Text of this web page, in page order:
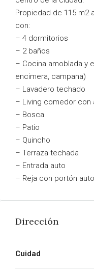
Propiedad de 115 m2
con:
– 4 dormitorios
– 2 baños
– Cocina amoblada y
encimera, campana)
– Lavadero techado
– Living comedor con
– Bosca
– Patio
– Quincho
– Terraza techada
– Entrada auto
– Reja con portón
Dirección
Cuidad